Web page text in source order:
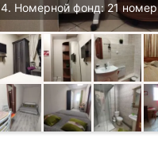
Номерной фонд: 21 номер